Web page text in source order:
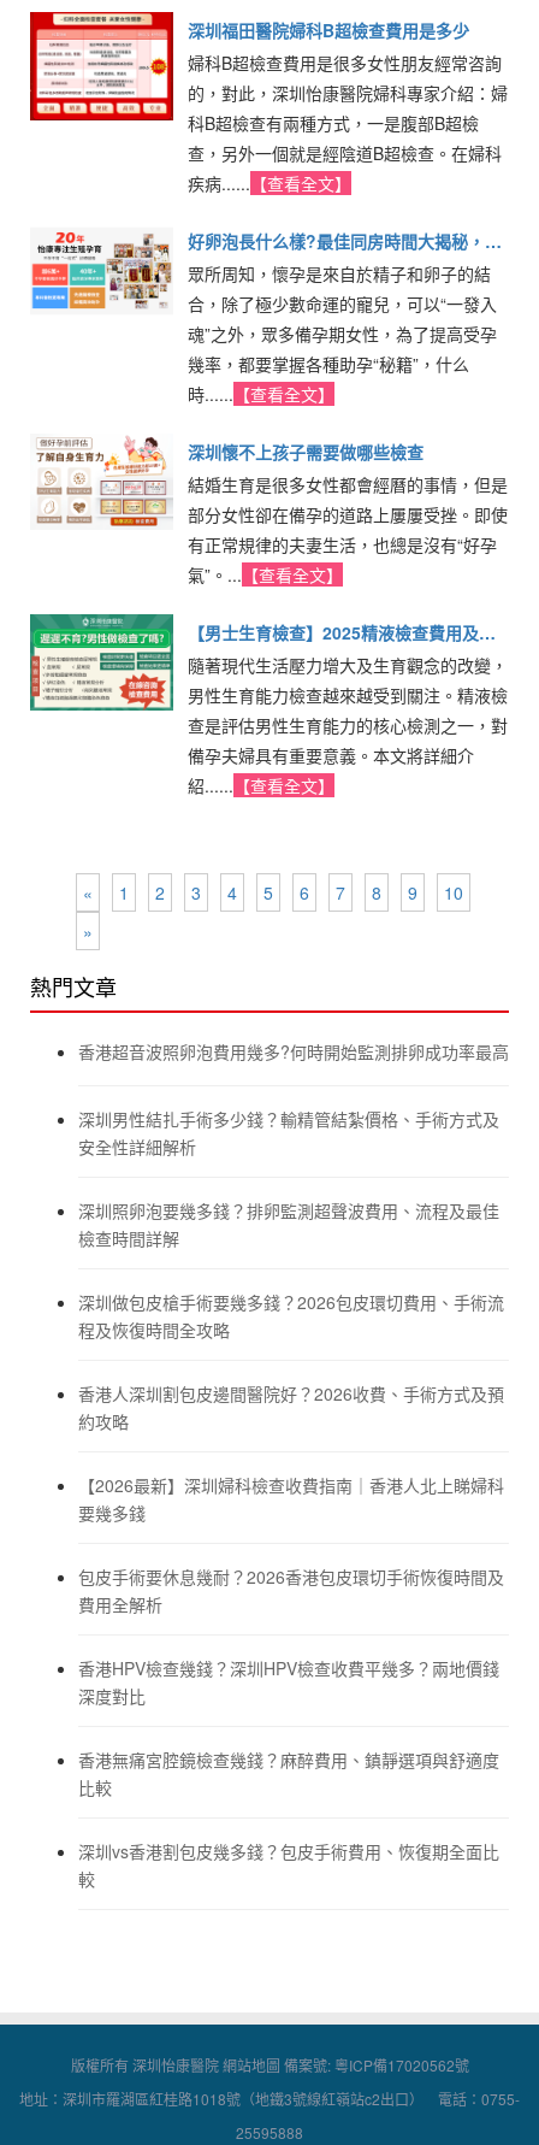
深圳福田醫院婦科B超檢查費用是多少
婦科B超檢查費用是很多女性朋友經常咨詢
的，對此，深圳怡康醫院婦科專家介紹：婦
科B超檢查有兩種方式，一是腹部B超檢
查，另外一個就是經陰道B超檢查。在婦科
疾病...... 【查看全文】
好卵泡長什么樣?最佳同房時間大揭秘，備
孕蛇寶寶必看
眾所周知，懷孕是來自於精子和卵子的結
合，除了極少數命運的寵兒，可以“一發入
魂”之外，眾多備孕期女性，為了提高受孕
幾率，都要掌握各種助孕“秘籍”，什么
時...... 【查看全文】
深圳懷不上孩子需要做哪些檢查
結婚生育是很多女性都會經曆的事情，但是
部分女性卻在備孕的道路上屢屢受挫。即使
有正常規律的夫妻生活，也總是沒有“好孕
氣”。... 【查看全文】
【男士生育檢查】2025精液檢查費用及精
子檢查流程全攻略
隨著現代生活壓力增大及生育觀念的改變，
男性生育能力檢查越來越受到關注。精液檢
查是評估男性生育能力的核心檢測之一，對
備孕夫婦具有重要意義。本文將詳細介
紹...... 【查看全文】
« 1 2 3 4 5 6 7 8 9
10
»
熱門文章
香港超音波照卵泡費用幾多?何時開始監測排卵成功率最高
深圳男性結扎手術多少錢？輸精管結紮價格、手術方式及
安全性詳細解析
深圳照卵泡要幾多錢？排卵監測超聲波費用、流程及最佳
檢查時間詳解
深圳做包皮槍手術要幾多錢？2026包皮環切費用、手術流
程及恢復時間全攻略
香港人深圳割包皮邊間醫院好？2026收費、手術方式及預
約攻略
【2026最新】深圳婦科檢查收費指南｜香港人北上睇婦科
要幾多錢
包皮手術要休息幾耐？2026香港包皮環切手術恢復時間及
費用全解析
香港HPV檢查幾錢？深圳HPV檢查收費平幾多？兩地價錢
深度對比
香港無痛宮腔鏡檢查幾錢？麻醉費用、鎮靜選項與舒適度
比較
深圳vs香港割包皮幾多錢？包皮手術費用、恢復期全面比
較
版權所有 深圳怡康醫院網站地圖 備案號:粵ICP備17020562號
地址：深圳市羅湖區紅桂路1018號（地鐵3號線紅嶺站c2出口） 電話：0755-
25595888